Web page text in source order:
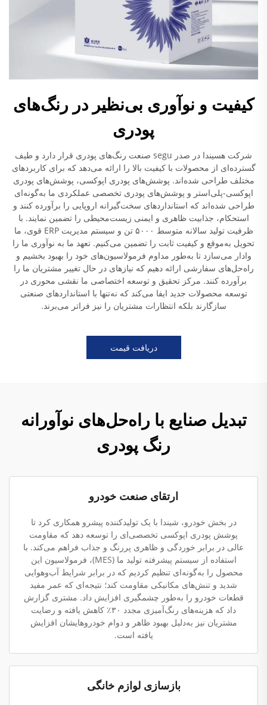
کیفیت و نوآوری بی‌نظیر در رنگ‌های
پودری
شرکت هسیندا در صدر segu صنعت رنگ‌های پودری قرار دارد و طیف
گسترده‌ای از محصولات با کیفیت بالا را ارائه می‌دهد که برای کاربردهای
مختلف طراحی شده‌اند. پوشش‌های پودری اپوکسی، پوشش‌های پودری
اپوکسی-پلی‌استر و پوشش‌های پودری تخصصی عملکردی ما به‌گونه‌ای
طراحی شده‌اند که استانداردهای سخت‌گیرانه اروپایی را برآورده کنند و
استحکام، جذابیت ظاهری و ایمنی زیست‌محیطی را تضمین نمایند. با
ظرفیت تولید سالانه متوسط ۵۰۰۰ تن و سیستم مدیریت ERP قوی، ما
تحویل به‌موقع و کیفیت ثابت را تضمین می‌کنیم. تعهد ما به نوآوری ما را
وادار می‌سازد تا به‌طور مداوم فرمولاسیون‌های خود را بهبود بخشیم و
راه‌حل‌های سفارشی ارائه دهیم که نیازهای در حال تغییر مشتریان ما را
برآورده کنند. مرکز تحقیق و توسعه اختصاصی ما نقشی محوری در
توسعه محصولات جدید ایفا می‌کند که نه‌تنها با استانداردهای صنعتی
سازگارند بلکه انتظارات مشتریان را نیز فراتر می‌برند.
دریافت قیمت
تبدیل صنایع با راه‌حل‌های نوآورانه
رنگ پودری
ارتقای صنعت خودرو
در بخش خودرو، شیندا با یک تولیدکننده پیشرو همکاری کرد تا
پوشش پودری اپوکسی تخصصی‌ای را توسعه دهد که مقاومت
عالی در برابر خوردگی و ظاهری پررنگ و جذاب فراهم می‌کند. با
استفاده از سیستم پیشرفته تولید ما (MES)، فرمولاسیون این
محصول را به‌گونه‌ای تنظیم کردیم که در برابر شرایط آب‌وهوایی
شدید و تنش‌های مکانیکی مقاومت کند؛ نتیجه‌ای که عمر مفید
قطعات خودرو را به‌طور چشمگیری افزایش داد. مشتری گزارش
داد که هزینه‌های رنگ‌آمیزی مجدد ۳۰٪ کاهش یافته و رضایت
مشتریان نیز به‌دلیل بهبود ظاهر و دوام خودروهایشان افزایش
یافته است.
بازسازی لوازم خانگی